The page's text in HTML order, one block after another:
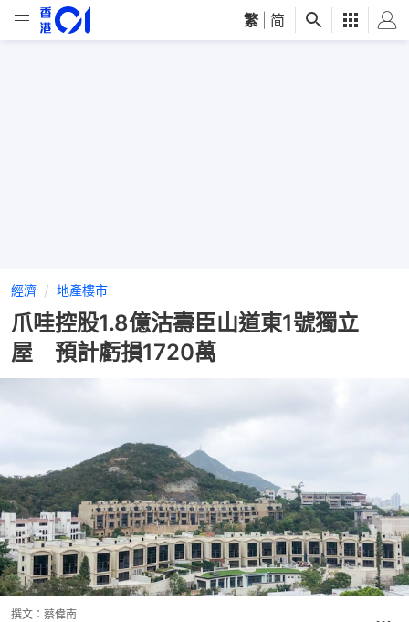
繁 简
經濟 地產樓市
爪哇控股1.8億沽壽臣山道東1號獨立
屋 預計虧損1720萬
撰文： 蔡偉南